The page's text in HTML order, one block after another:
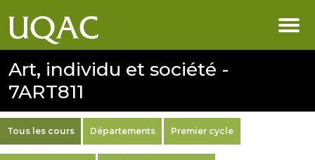
Art, individu et société -
7ART811
Tous les cours Départements Premier cycle